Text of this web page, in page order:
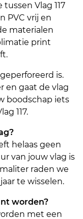
Vlag 117
PVC vrij en
materialen
print
is.
en gaat de vlag
boodschap iets
117.
helaas geen
van jouw vlag is
raden we
te wisselen.
worden?
met een